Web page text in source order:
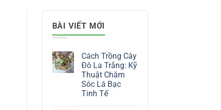
BÀI VIẾT MỚI
Cách Trồng Cây
Đô La Trắng: Kỹ
Thuật Chăm
Sóc Lá Bạc
Tinh Tế